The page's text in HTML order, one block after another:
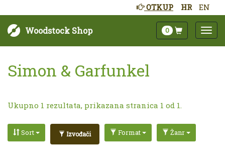
HR EN
OTKUP
Woodstock Shop 0
Simon & Garfunkel
Ukupno 1 rezultata, prikazana stranica 1 od 1.
Sort Izvođači Format Žanr